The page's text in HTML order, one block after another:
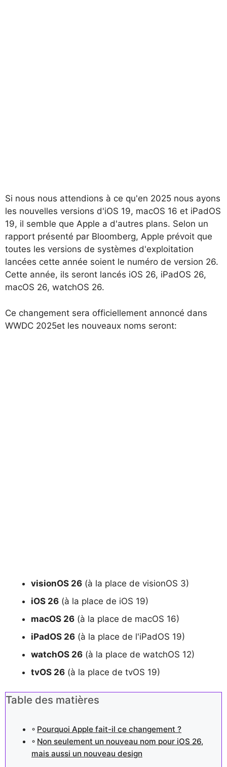
Si nous nous attendions à ce qu'en 2025 nous ayons
les nouvelles versions d'iOS 19, macOS 16 et iPadOS
19, il semble que Apple a d'autres plans. Selon un
rapport présenté par Bloomberg, Apple prévoit que
toutes les versions de systèmes d'exploitation
lancées cette année soient le numéro de version 26.
Cette année, ils seront lancés iOS 26, iPadOS 26,
macOS 26, watchOS 26.
Ce changement sera officiellement annoncé dans
WWDC 2025et les nouveaux noms seront:
visionOS 26 (à la place de visionOS 3)
iOS 26 (à la place de iOS 19)
macOS 26 (à la place de macOS 16)
iPadOS 26 (à la place de l'iPadOS 19)
watchOS 26 (à la place de watchOS 12)
tvOS 26 (à la place de tvOS 19)
Table des matières
Pourquoi Apple fait-il ce changement ?
Non seulement un nouveau nom pour iOS 26,
mais aussi un nouveau design